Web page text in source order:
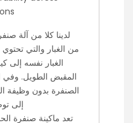
لدينا كلا من آلة
من الغبار والتي
الغبار نفسه إلى
المقبض الطويل. وفي
الصنفرة بدون وظيفة
إلى
تعد ماكينة صنفرة